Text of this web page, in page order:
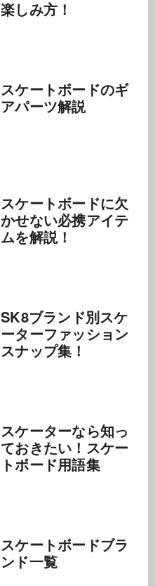
楽しみ方！
スケートボードのギ
アパーツ解説
スケートボードに欠
かせない必携アイテ
ムを解説！
SK8ブランド別スケ
ーターファッション
スナップ集！
スケーターなら知っ
ておきたい！スケー
トボード用語集
スケートボードブラ
ンド一覧